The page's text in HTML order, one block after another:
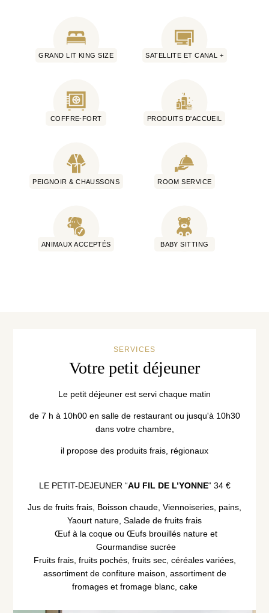
GRAND LIT KING SIZE SATELLITE ET CANAL +
COFFRE-FORT PRODUITS D'ACCUEIL
PEIGNOIR & CHAUSSONS ROOM SERVICE
ANIMAUX ACCEPTÉS BABY SITTING
SERVICES
Votre petit déjeuner
Le petit déjeuner est servi chaque matin
de 7 h à 10h00 en salle de restaurant ou jusqu'à 10h30
dans votre chambre,
il propose des produits frais, régionaux
LE PETIT-DEJEUNER “AU FIL DE L’YONNE“ 34 €
Jus de fruits frais, Boisson chaude, Viennoiseries, pains,
Yaourt nature, Salade de fruits frais
Œuf à la coque ou Œufs brouillés nature et
Gourmandise sucrée
Fruits frais, fruits pochés, fruits sec, céréales variées,
assortiment de confiture maison, assortiment de
fromages et fromage blanc, cake
Maison Lorain
Restaurant 2*